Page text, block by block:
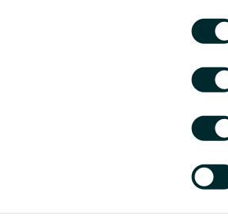
så tar vi gärna hand om